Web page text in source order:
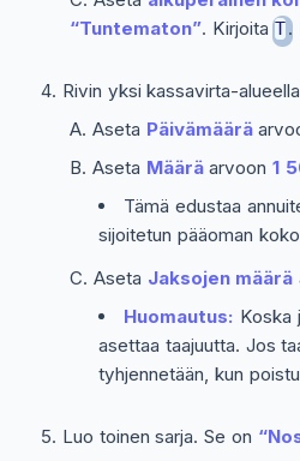
“Tuntematon”. KirjoitaT.
Rivin yksi kassavirta-
Aseta Päivämäärä
Aseta Määräarvoon1
Tämä edustaa
sijoitetun pääoman
Aseta Jaksojen määrä
Huomautus: Koska
asettaa taajuutta. Jos
tyhjennetään, kun
Luo toinen sarja. Se on